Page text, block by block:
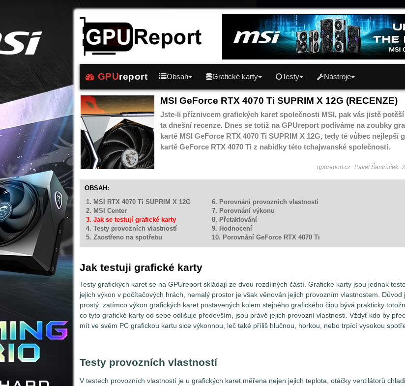
GPUreport Obsah Grafické karty Testy Nástroje
MSI GeForce RTX 4070 Ti SUPRIM X 12G (RECENZE)
Jste-li příznivcem grafických karet společnosti MSI, pak vás jistě
ta dnešní recenze. Dnes se totiž na GPUreport podíváme na zoubky
kartě MSI GeForce RTX 4070 Ti SUPRIM X 12G, tedy té vůbec nejlepší
kartě GeForce RTX 4070 Ti z nabídky této tchajwanské společnosti.
gpureport.cz Pavel Šantrůček
OBSAH:
1. MSI RTX 4070 Ti SUPRIM X 12G
6. Porovnání provozních vlastností
2. MSI Center
7. Porovnání výkonu
3. Jak se testují grafické karty
8. Přetaktování
4. Testy provozních vlastností
9. Hodnocení
5. Zaostřeno na spotřebu
10. Porovnání GeForce RTX 4070 Ti
Jak testuji grafické karty
Testy grafických karet se na GPUreport skládají ze dvou rozdílných částí. Grafické karty jsou jednak
jejich výkon v počítačových hrách, nemalý prostor je však věnován jejich provozním vlastnostem. Důvod
prostý, zatímco výkon grafických karet postavených kolem stejného grafického čipu bývá prakticky
co tyto grafické karty od sebe odlišuje především, jsou právě jejich provozní vlastnosti. Vždyť kdo by
mít ve svém PC grafickou kartu sice výkonnou, leč také příliš hlučnou, horkou, nebo trpící vysokou
Testy provozních vlastností
V testech provozních vlastností je u grafických karet měřena nejen jejich teplota, otáčky ventilátorů